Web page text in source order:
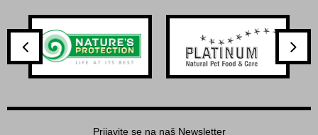
Prijavite se na naš Newsletter